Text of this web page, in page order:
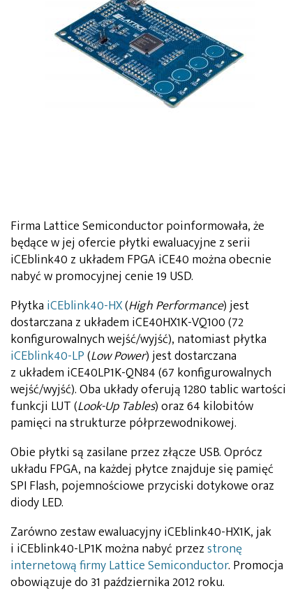
Firma Lattice Semiconductor poinformowała, że
będące w jej ofercie płytki ewaluacyjne z serii
iCEblink40 z układem FPGA iCE40 można obecnie
nabyć w promocyjnej cenie 19 USD.
Płytka iCEblink40-HX(High Performance) jest
dostarczana z układem iCE40HX1K-VQ100 (72
konfigurowalnych wejść/wyjść), natomiast płytka
iCEblink40-LP(Low Power) jest dostarczana
z układem iCE40LP1K-QN84 (67 konfigurowalnych
wejść/wyjść). Oba układy oferują 1280 tablic wartości
funkcji LUT (Look-Up Tables) oraz 64 kilobitów
pamięci na strukturze półprzewodnikowej.
Obie płytki są zasilane przez złącze USB. Oprócz
układu FPGA, na każdej płytce znajduje się pamięć
SPI Flash, pojemnościowe przyciski dotykowe oraz
diody LED.
Zarówno zestaw ewaluacyjny iCEblink40-HX1K, jak
i iCEblink40-LP1K można nabyć przezstronę
internetową firmy Lattice Semiconductor. Promocja
obowiązuje do 31 października 2012 roku.